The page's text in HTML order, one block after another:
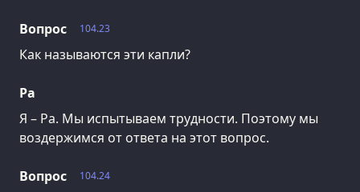
104.23
Вопрос
Как называются эти капли?
Ра
Я – Ра. Мы испытываем трудности. Поэтому мы
воздержимся от ответа на этот вопрос.
104.24
Вопрос